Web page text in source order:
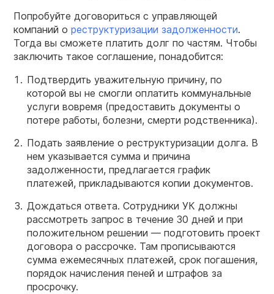
Попробуйте договориться с управляющей
компаний о реструктуризации задолженности.
Тогда вы сможете платить долг по частям. Чтобы
заключить такое соглашение, понадобится:
Подтвердить уважительную причину, по
которой вы не смогли оплатить коммунальные
услуги вовремя (предоставить документы о
потере работы, болезни, смерти родственника).
Подать заявление о реструктуризации долга. В
нем указывается сумма и причина
задолженности, предлагается график
платежей, прикладываются копии документов.
Дождаться ответа. Сотрудники УК должны
рассмотреть запрос в течение 30 дней и при
положительном решении — подготовить проект
договора о рассрочке. Там прописываются
сумма ежемесячных платежей, срок погашения,
порядок начисления пеней и штрафов за
просрочку.